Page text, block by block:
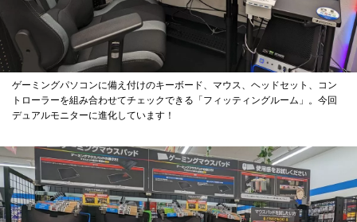
ゲーミングパソコンに備え付けのキーボード、マウス、ヘッドセット、コン
トローラーを組み合わせてチェックできる「フィッティングルーム」。今回
デュアルモニターに進化しています！